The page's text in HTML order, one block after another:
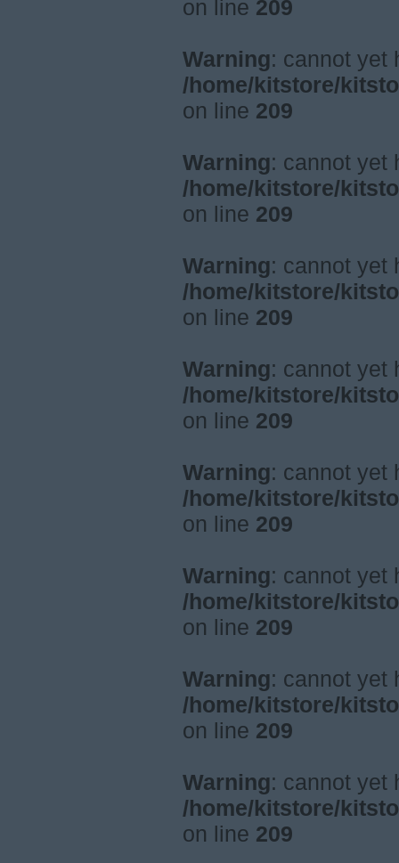
on line 209
Warning: cannot yet
/home/kitstore/
on line 209
Warning: cannot yet
/home/kitstore/
on line 209
Warning: cannot yet
/home/kitstore/
on line 209
Warning: cannot yet
/home/kitstore/
on line 209
Warning: cannot yet
/home/kitstore/
on line 209
Warning: cannot yet
/home/kitstore/
on line 209
Warning: cannot yet
/home/kitstore/
on line 209
Warning: cannot yet
/home/kitstore/
on line 209